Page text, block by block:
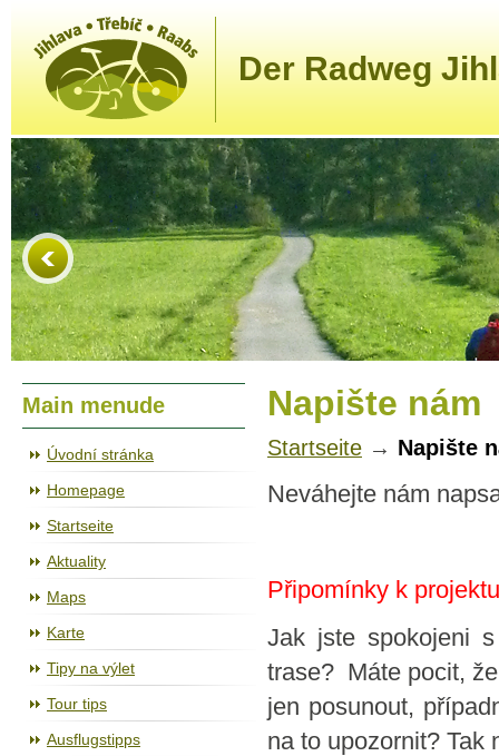
Der Radweg
Der Radweg Jihlava – Třebíč – Raabs
Main menude
Úvodní stránka
Homepage
Startseite
Aktuality
Maps
Karte
Tipy na výlet
Tour tips
Ausflugstipps
Napište nám
Startseite → Napište
Neváhejte nám
Připomínky k
Jak jste spokojeni
trase? Máte pocit,
jen posunout,
na to upozornit? Tak